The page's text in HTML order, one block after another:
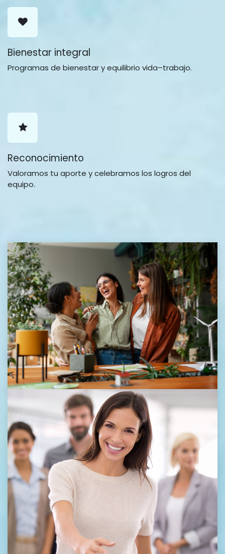
Bienestar integral
Programas de bienestar y equilibrio vida–trabajo.
Reconocimiento
Valoramos tu aporte y celebramos los logros del
equipo.